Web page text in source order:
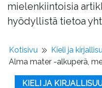
mielenkiintoisia
hyödyllistä tietoa
Kotisivu
Kieli ja
Alma mater -alkuperä,
KIELI JA